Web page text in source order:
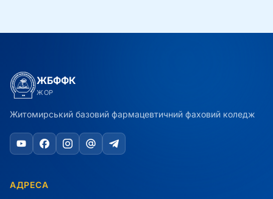
ЖБФФК
ЖОР
Житомирський базовий фармацевтичний фаховий коледж
АДРЕСА